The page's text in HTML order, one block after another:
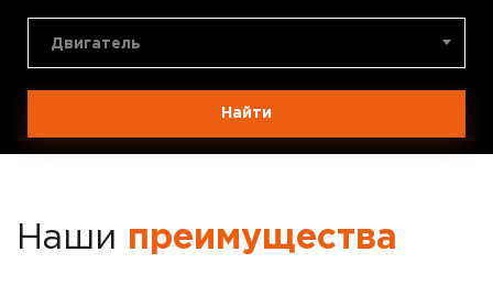
Двигатель
Найти
Наши преимущества